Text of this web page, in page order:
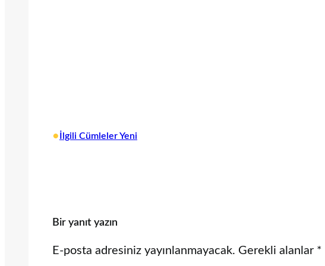
• İlgili Cümleler Yeni
Bir yanıt yazın
E-posta adresiniz yayınlanmayacak. Gerekli alanlar *